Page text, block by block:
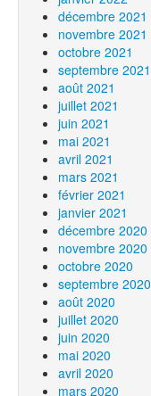
décembre 2021
novembre 2021
octobre 2021
septembre 2021
août 2021
juillet 2021
juin 2021
mai 2021
avril 2021
mars 2021
février 2021
janvier 2021
décembre 2020
novembre 2020
octobre 2020
septembre 2020
août 2020
juillet 2020
juin 2020
mai 2020
avril 2020
mars 2020